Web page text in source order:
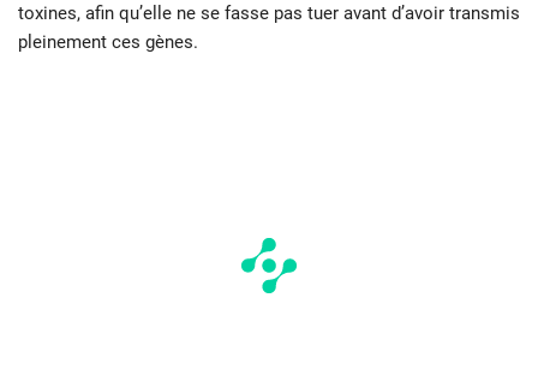
toxines, afin qu’elle ne se fasse pas tuer avant d’avoir transmis
pleinement ces gènes.